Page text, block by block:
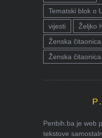
Tematski blok o
vijesti
Željko
Ženska čitaonica
Ženska čitaonica
Penbih.ba je web
tekstove